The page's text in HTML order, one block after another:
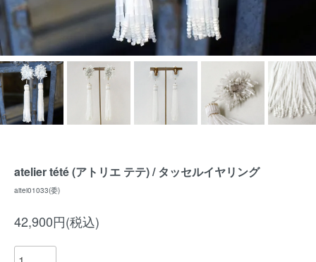
atelier tété (アトリエ テテ) / タッセルイヤリング
aitei01033(委)
42,900円(税込)